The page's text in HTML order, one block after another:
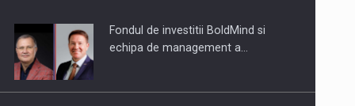
din piata
Fondul de investitii BoldMind si
echipa de management a…